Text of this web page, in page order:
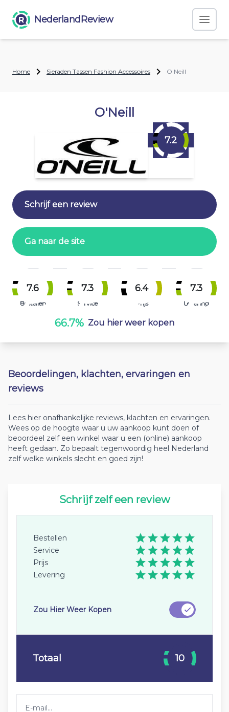
NederlandReview
Home Sieraden Tassen Fashion Accessoires O Neill
O'Neill
7.2
Schrijf een review
Ga naar de site
7.6
Bestellen
7.3
Service
6.4
Prijs
7.3
Levering
66.7% Zou hier weer kopen
Beoordelingen, klachten, ervaringen en
reviews
Lees hier onafhankelijke reviews, klachten en ervaringen.
Wees op de hoogte waar u uw aankoop kunt doen of
beoordeel zelf een winkel waar u een (online) aankoop
heeft gedaan. Zo bepaalt tegenwoordig heel Nederland
zelf welke winkels slecht en goed zijn!
Schrijf zelf een review
Bestellen
Service
Prijs
Levering
Zou Hier Weer Kopen
Totaal 10